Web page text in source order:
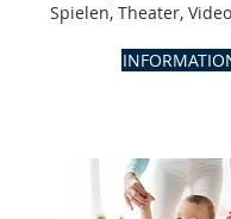
Spielen, Theater,